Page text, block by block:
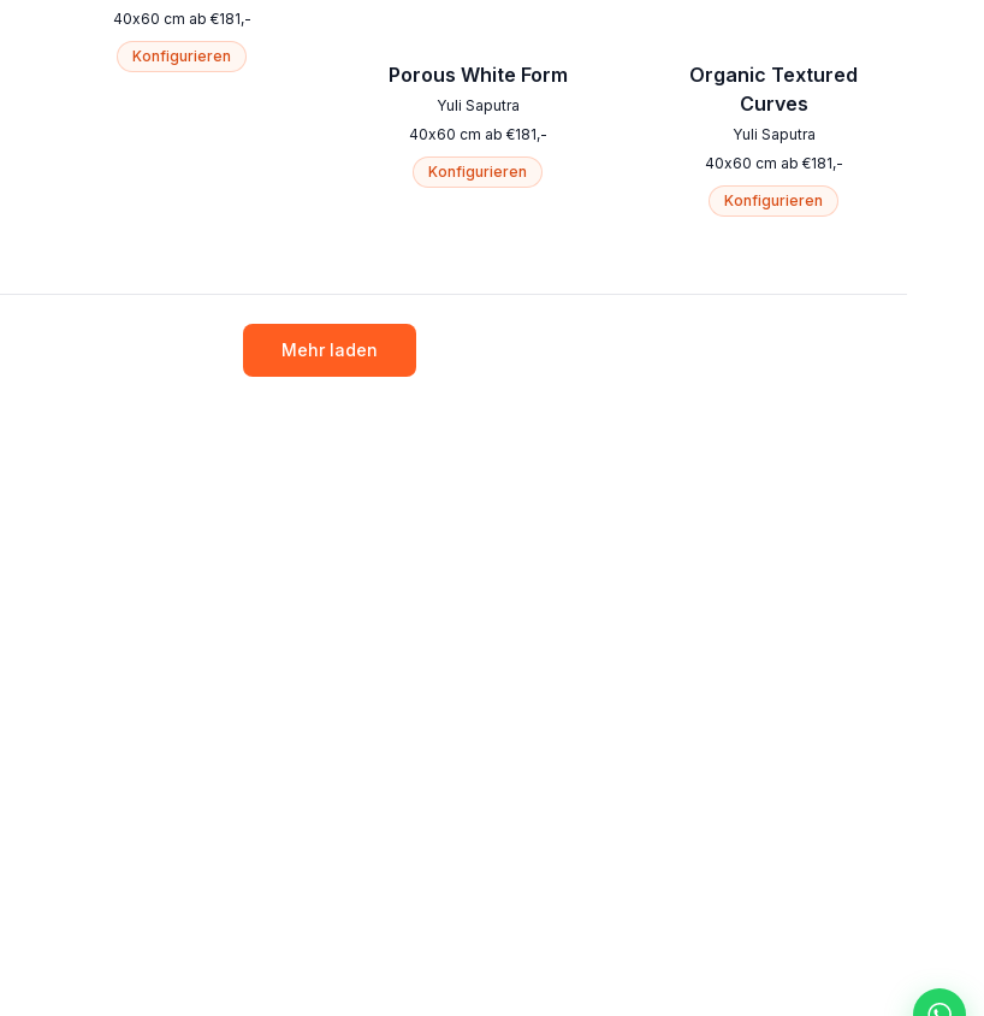
40x60 cm ab €181,-
Konfigurieren
Porous White Form
Yuli Saputra
40x60 cm ab €181,-
Konfigurieren
Organic Textured
Curves
Yuli Saputra
40x60 cm ab €181,-
Konfigurieren
Mehr laden